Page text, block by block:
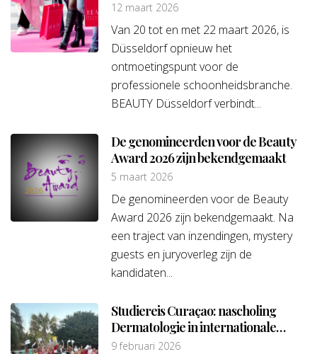
12 maart 2026
Van 20 tot en met 22 maart 2026, is
Düsseldorf opnieuw het
ontmoetingspunt voor de
professionele schoonheidsbranche.
BEAUTY Düsseldorf verbindt...
De genomineerden voor de Beauty
Award 2026 zijn bekendgemaakt
5 maart 2026
De genomineerden voor de Beauty
Award 2026 zijn bekendgemaakt. Na
een traject van inzendingen, mystery
guests en juryoverleg zijn de
kandidaten...
Studiereis Curaçao: nascholing
Dermatologie in internationale
setting
9 februari 2026